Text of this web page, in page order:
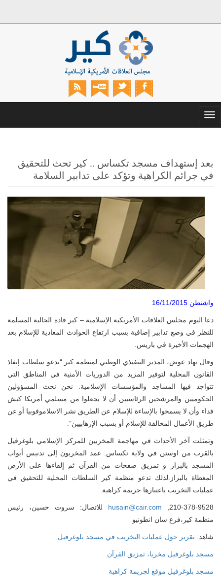
Toggle
navigation
بعد إستهداف مسجد تكساس .. كير تحث للتحقيق
في جرائم الكراهية وتؤكد على تدابير السلامة
واشنطن16/11/2015
دعا اليوم مجلس العلاقات الأمريكية الإسلامية – كير قادة الجالية المسلمة
للنظر في وضع تدابير إضافية بسبب ارتفاع الحوادث المعادية للإسلام بعد
الهجمات الأخيرة في باريس.
وقال نهاد عوض، المدير التنفيذي الوطني لمنظمة كير “ندعو سلطات إنفاذ
القانون المحلية لتوفير المزيد من الدوريات الأمنية في المناطق التي
تتواجد فيها المساجد والمؤسسات الإسلامية. نحن نحث المسؤولين
الحكوميين والمرشحين الرئاسيين أن لا يجعلوا من مسلمي أمريكا كبش
فداء وأن لا يسمحوا بالإساءة للإسلام عن الطريق نشر الاسلاموفوبيا أو عن
طريق الأعمال المخالفة للإسلام أو بسبب الإرهابيين”.
وتمثلت آخر الأحداث في مهاجمة المخربين للمركز الإسلامي بلوغرفيل
بالقرب من اوستن في ولاية تكساس. عمد المخربون إلى تدنيس أبواب
المسجد بالبراز و تمزيق صفحات من القرآن ثم إلقاءها على الأرض
المغطاة بالبراز.لذلك تدعو منظمة كير السلطات المحلية للتحقيق في
عمليات التخريب باعتبارها جريمة كراهية.
210-378-9528,
husain@cair.comللاتصال: سروت حسين، رئيس
منظمة كير،فرع سان انطونيو
شاهد:تقرير حول عمليات التخريب في مسجد بلوغرفيل
مسجد بلوغرفيل مخربا، تمزيق القرآن
مسجد بلوغرفيل موقع لجريمة كراهية